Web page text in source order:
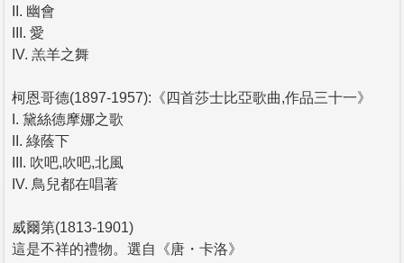
II. 幽會
III. 愛
IV. 羔羊之舞
柯恩哥德(1897-1957):《四首莎士比亞歌曲,作品三十一》
I. 黛絲德摩娜之歌
II. 綠蔭下
III. 吹吧,吹吧,北風
IV. 鳥兒都在唱著
威爾第(1813-1901)
這是不祥的禮物。選自《唐・卡洛》